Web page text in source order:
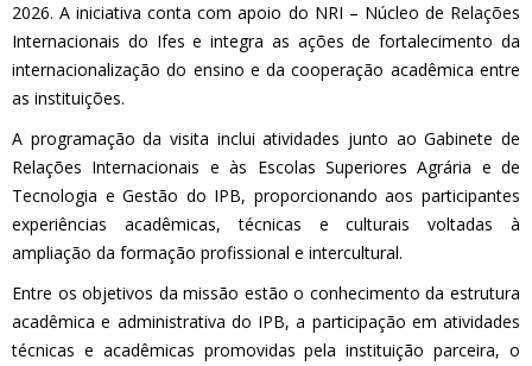
2026. A iniciativa conta com apoio do NRI – Núcleo de Relações
Internacionais do Ifes e integra as ações de fortalecimento da
internacionalização do ensino e da cooperação acadêmica entre
as instituições.
A programação da visita inclui atividades junto ao Gabinete de
Relações Internacionais e às Escolas Superiores Agrária e de
Tecnologia e Gestão do IPB, proporcionando aos participantes
experiências acadêmicas, técnicas e culturais voltadas à
ampliação da formação profissional e intercultural.
Entre os objetivos da missão estão o conhecimento da estrutura
acadêmica e administrativa do IPB, a participação em atividades
técnicas e acadêmicas promovidas pela instituição parceira, o